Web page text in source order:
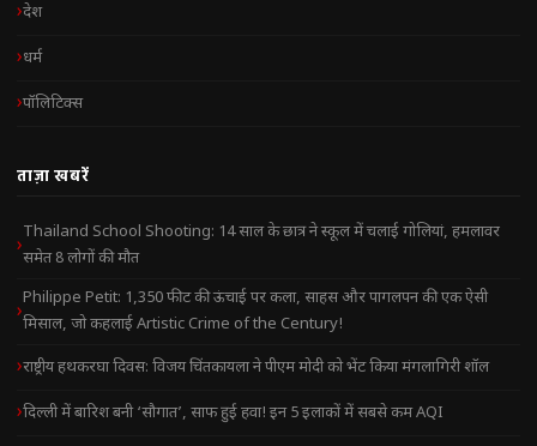
देश
धर्म
पॉलिटिक्स
ताज़ा खबरें
Thailand School Shooting: 14 साल के छात्र ने स्कूल में चलाई गोलियां, हमलावर
समेत 8 लोगों की मौत
Philippe Petit: 1,350 फीट की ऊंचाई पर कला, साहस और पागलपन की एक ऐसी
मिसाल, जो कहलाई Artistic Crime of the Century!
राष्ट्रीय हथकरघा दिवस: विजय चिंतकायला ने पीएम मोदी को भेंट किया मंगलागिरी शॉल
दिल्ली में बारिश बनी ‘सौगात’, साफ हुई हवा! इन 5 इलाकों में सबसे कम AQI